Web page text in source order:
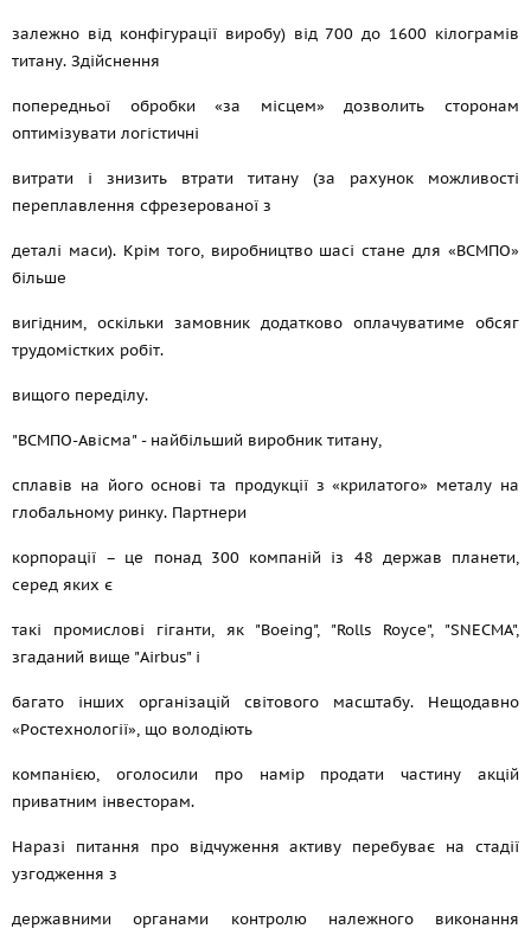
залежно від конфігурації виробу) від 700 до 1600 кілограмів
титану. Здійснення
попередньої обробки «за місцем» дозволить сторонам
оптимізувати логістичні
витрати і знизить втрати титану (за рахунок можливості
переплавлення сфрезерованої з
деталі маси). Крім того, виробництво шасі стане для «ВСМПО»
більше
вигідним, оскільки замовник додатково оплачуватиме обсяг
трудомістких робіт.
вищого переділу.
"ВСМПО-Авісма" - найбільший виробник титану,
сплавів на його основі та продукції з «крилатого» металу на
глобальному ринку. Партнери
корпорації – це понад 300 компаній із 48 держав планети,
серед яких є
такі промислові гіганти, як "Boeing", "Rolls Royce", "SNECMA",
згаданий вище "Airbus" і
багато інших організацій світового масштабу. Нещодавно
«Ростехнології», що володіють
компанією, оголосили про намір продати частину акцій
приватним інвесторам.
Наразі питання про відчуження активу перебуває на стадії
узгодження з
державними органами контролю належного виконання